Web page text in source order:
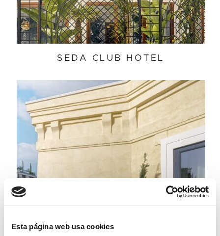
Esta página web usa cookies
SEDA CLUB HOTEL
JW MARRIOTT MADRID